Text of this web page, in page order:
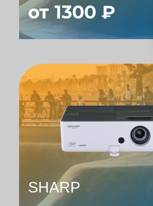
от 1300 ₽
SHARP